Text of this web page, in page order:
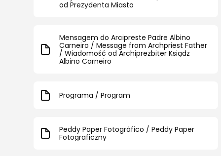
od Prezydenta Miasta
Mensagem do Arcipreste Padre Albino
Carneiro / Message from Archpriest Father
/ Wiadomość od Archiprezbiter Ksiądz
Albino Carneiro
Programa / Program
Peddy Paper Fotográfico / Peddy Paper
Fotograficzny